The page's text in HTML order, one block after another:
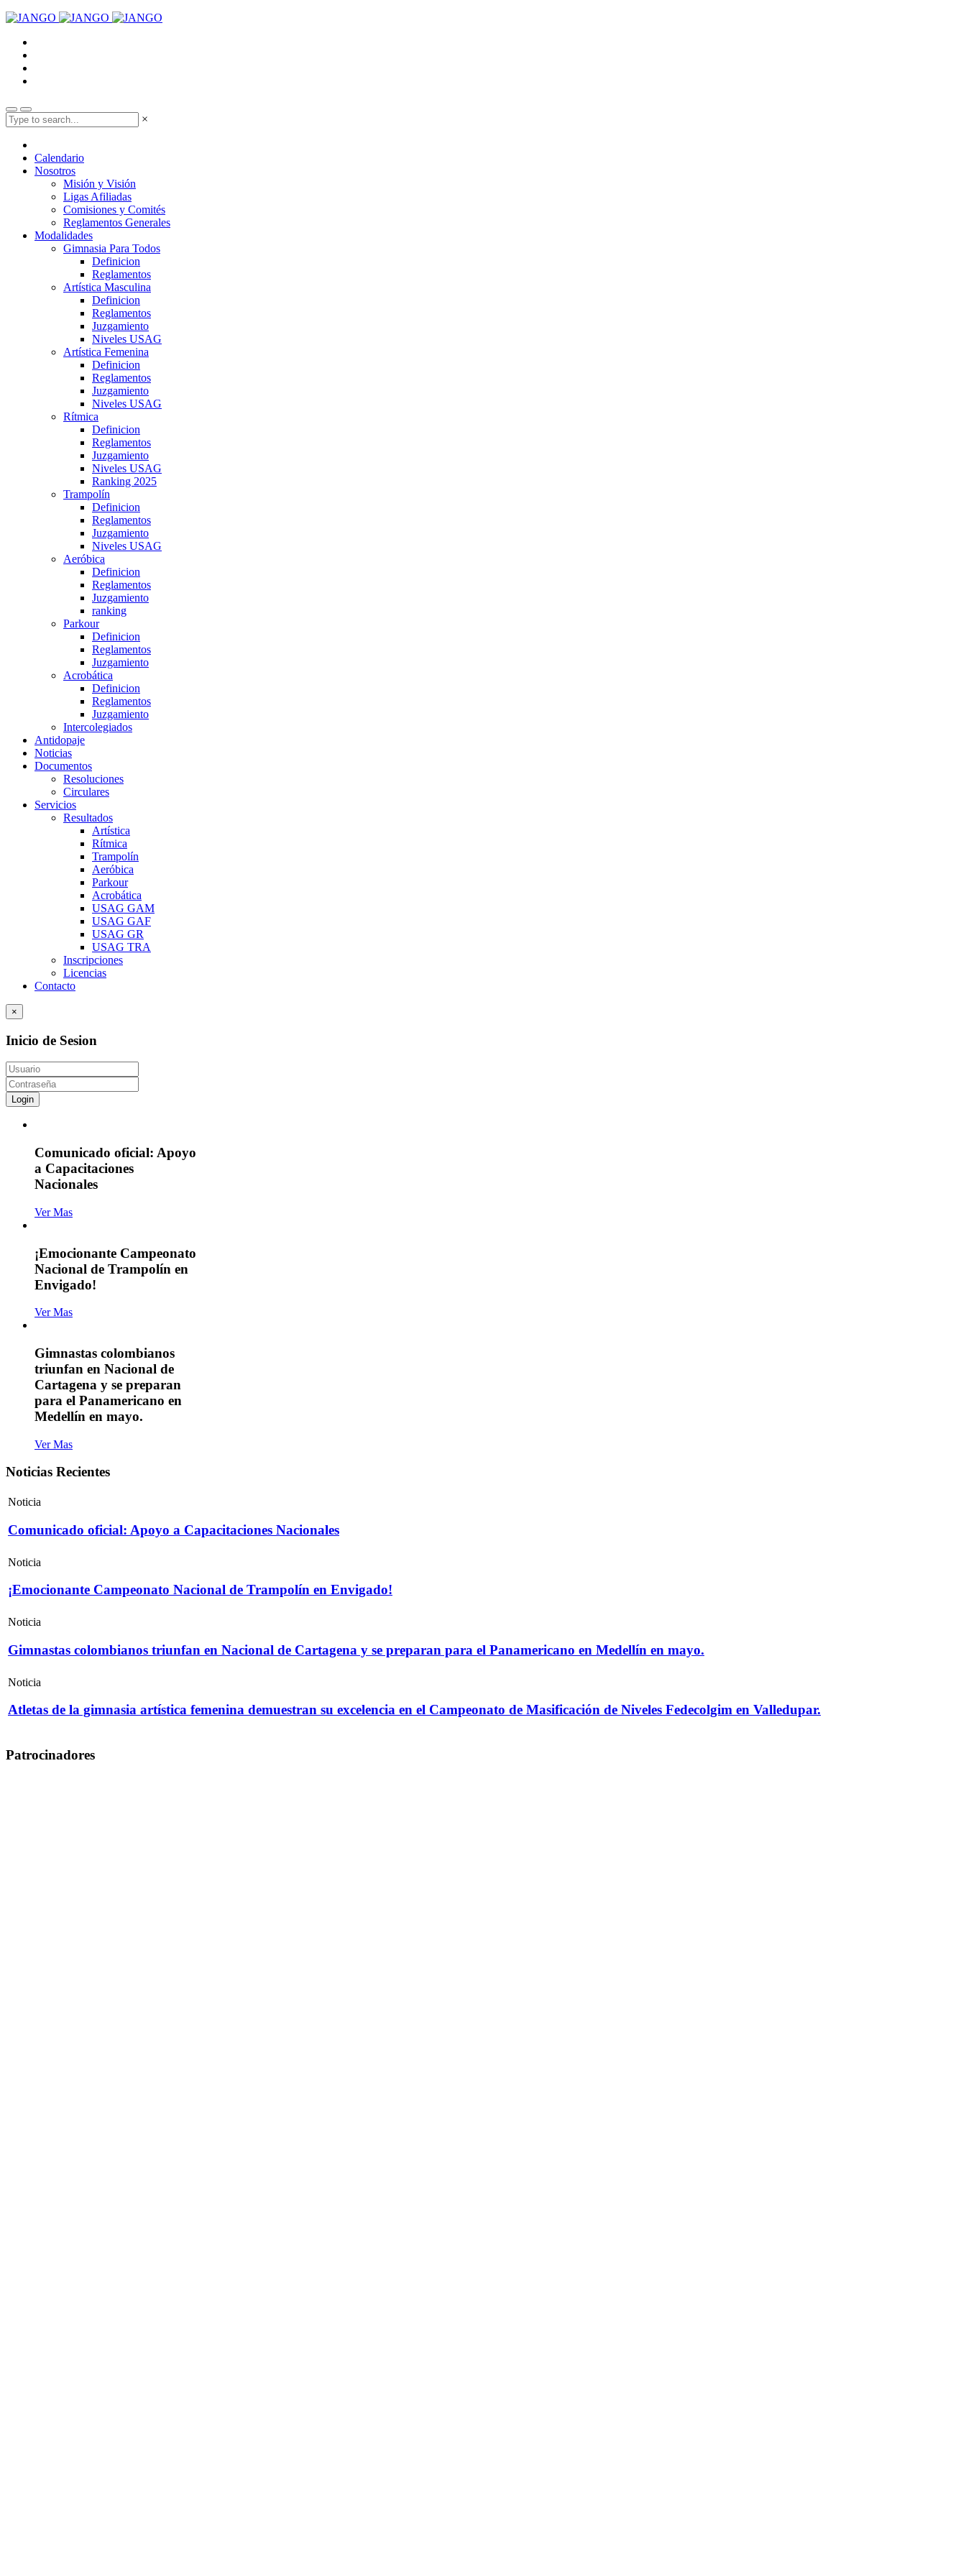
×
Calendario
Nosotros
Misión y Visión
Ligas Afiliadas
Comisiones y Comités
Reglamentos Generales
Modalidades
Gimnasia Para Todos
Definicion
Reglamentos
Artística Masculina
Definicion
Reglamentos
Juzgamiento
Niveles USAG
Artística Femenina
Definicion
Reglamentos
Juzgamiento
Niveles USAG
Rítmica
Definicion
Reglamentos
Juzgamiento
Niveles USAG
Ranking 2025
Trampolín
Definicion
Reglamentos
Juzgamiento
Niveles USAG
Aeróbica
Definicion
Reglamentos
Juzgamiento
ranking
Parkour
Definicion
Reglamentos
Juzgamiento
Acrobática
Definicion
Reglamentos
Juzgamiento
Intercolegiados
Antidopaje
Noticias
Documentos
Resoluciones
Circulares
Servicios
Resultados
Artística
Rítmica
Trampolín
Aeróbica
Parkour
Acrobática
USAG GAM
USAG GAF
USAG GR
USAG TRA
Inscripciones
Licencias
Contacto
×
Inicio de Sesion
Login
Comunicado oficial: Apoyo
a Capacitaciones
Nacionales
Ver Mas
¡Emocionante Campeonato
Nacional de Trampolín en
Envigado!
Ver Mas
Gimnastas colombianos
triunfan en Nacional de
Cartagena y se preparan
para el Panamericano en
Medellín en mayo.
Ver Mas
Noticias Recientes
Noticia
Comunicado oficial: Apoyo a Capacitaciones Nacionales
Noticia
¡Emocionante Campeonato Nacional de Trampolín en Envigado!
Noticia
Gimnastas colombianos triunfan en Nacional de Cartagena y se preparan para el Panamericano en Medellín en mayo.
Noticia
Atletas de la gimnasia artística femenina demuestran su excelencia en el Campeonato de Masificación de Niveles Fedecolgim en Valledupar.
Patrocinadores